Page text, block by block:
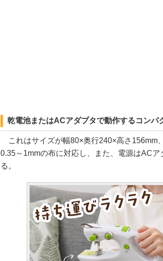
乾電池またはACアダプタで動作するコンパ
これはサイズが幅80×奥行240×高さ156mm
0.35～1mmの布に対応し、また、電源はAC
る。